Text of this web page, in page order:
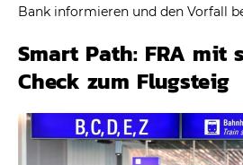
Bank informieren und den Vorfall
Smart Path: FRA mit
Check zum Flugsteig